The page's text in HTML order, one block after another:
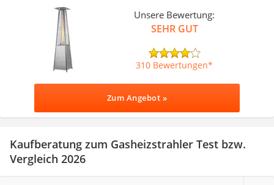
Unsere Bewertung:
SEHR GUT
310 Bewertungen
Zum Angebot »
Kaufberatung zum Gasheizstrahler Test bzw.
Vergleich 2026